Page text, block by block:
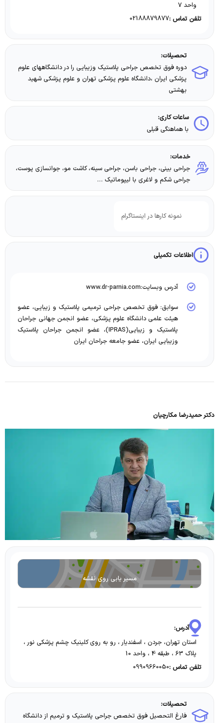
واحد ۷
تلفن تماس :02188879877
تحصیلات:
دوره فوق تخصص جراحى پلاستيك وزيبايى را در دانشگاههاى علوم
پزشكى ايران ،دانشگاه علوم پزشكى تهران و علوم پزشكى شهيد
بهشتى
ساعات کاری:
با هماهنگی قبلی
خدمات:
جراحی بینی، جراحی باسن، جراحی سینه، کاشت مو، جوانسازی پوست،
جراحی شکم و لاغری با لیپوماتیک …
نمونه کارها در اینستاگرام
اطلاعات تکمیلی
آدرس وبسایت:www.dr-parnia.com
سوابق: فوق تخصص جراحى ترميمى پلاستيك و زيبايى، عضو
هيئت علمى دانشگاه علوم پزشكى، عضو انجمن جهانى جراحان
پلاستيك و زيبايى(IPRAS)، عضو انجمن جراحان پلاستيك
وزيبايى ايران، عضو جامعه جراحان ايران
دکتر حمیدرضا مکارچیان
مسیر یابی روی نقشه
آدرس:
استان تهران، جردن ، اسفندیار ، رو به روی کلینیک چشم پزشکی نور ،
پلاک 63 ، طبقه 4 ، واحد 10
تلفن تماس :09909660050
تحصیلات:
فارغ التحصیل فوق تخصص جراحی پلاستیک و ترمیم از دانشگاه